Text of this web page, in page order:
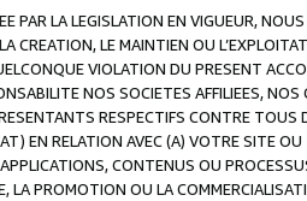
PAR LA LEGISLATION EN VIGUEUR,
CREATION, LE MAINTIEN OU
VIOLATION DU PRESENT
NOS SOCIETES AFFILIEES,
RESPECTIFS CONTRE
EN RELATION AVEC (A) VOTRE SITE
CONTENUS OU
LA PROMOTION OU LA